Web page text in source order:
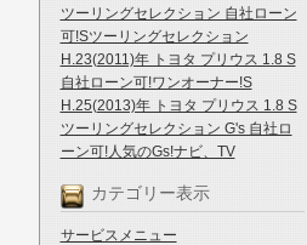
ツーリングセレクション 自社ローン
可!Sツーリングセレクション
H.23(2011)年 トヨタ プリウス 1.8 S
自社ローン可!ワンオーナー!S
H.25(2013)年 トヨタ プリウス 1.8 S
ツーリングセレクション G's 自社ロ
ーン可!人気のGs!ナビ、TV
カテゴリー表示
サービスメニュー